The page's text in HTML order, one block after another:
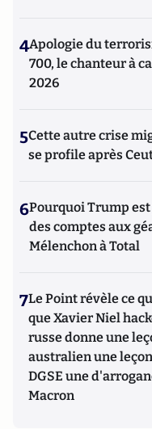
4Apologie du
700, le chanteur à
2026
5Cette autre crise
se profile après
6Pourquoi Trump
des comptes aux
Mélenchon à Total
7Le Point révèle ce
que Xavier Niel
russe donne une
australien une
DGSE une
Macron